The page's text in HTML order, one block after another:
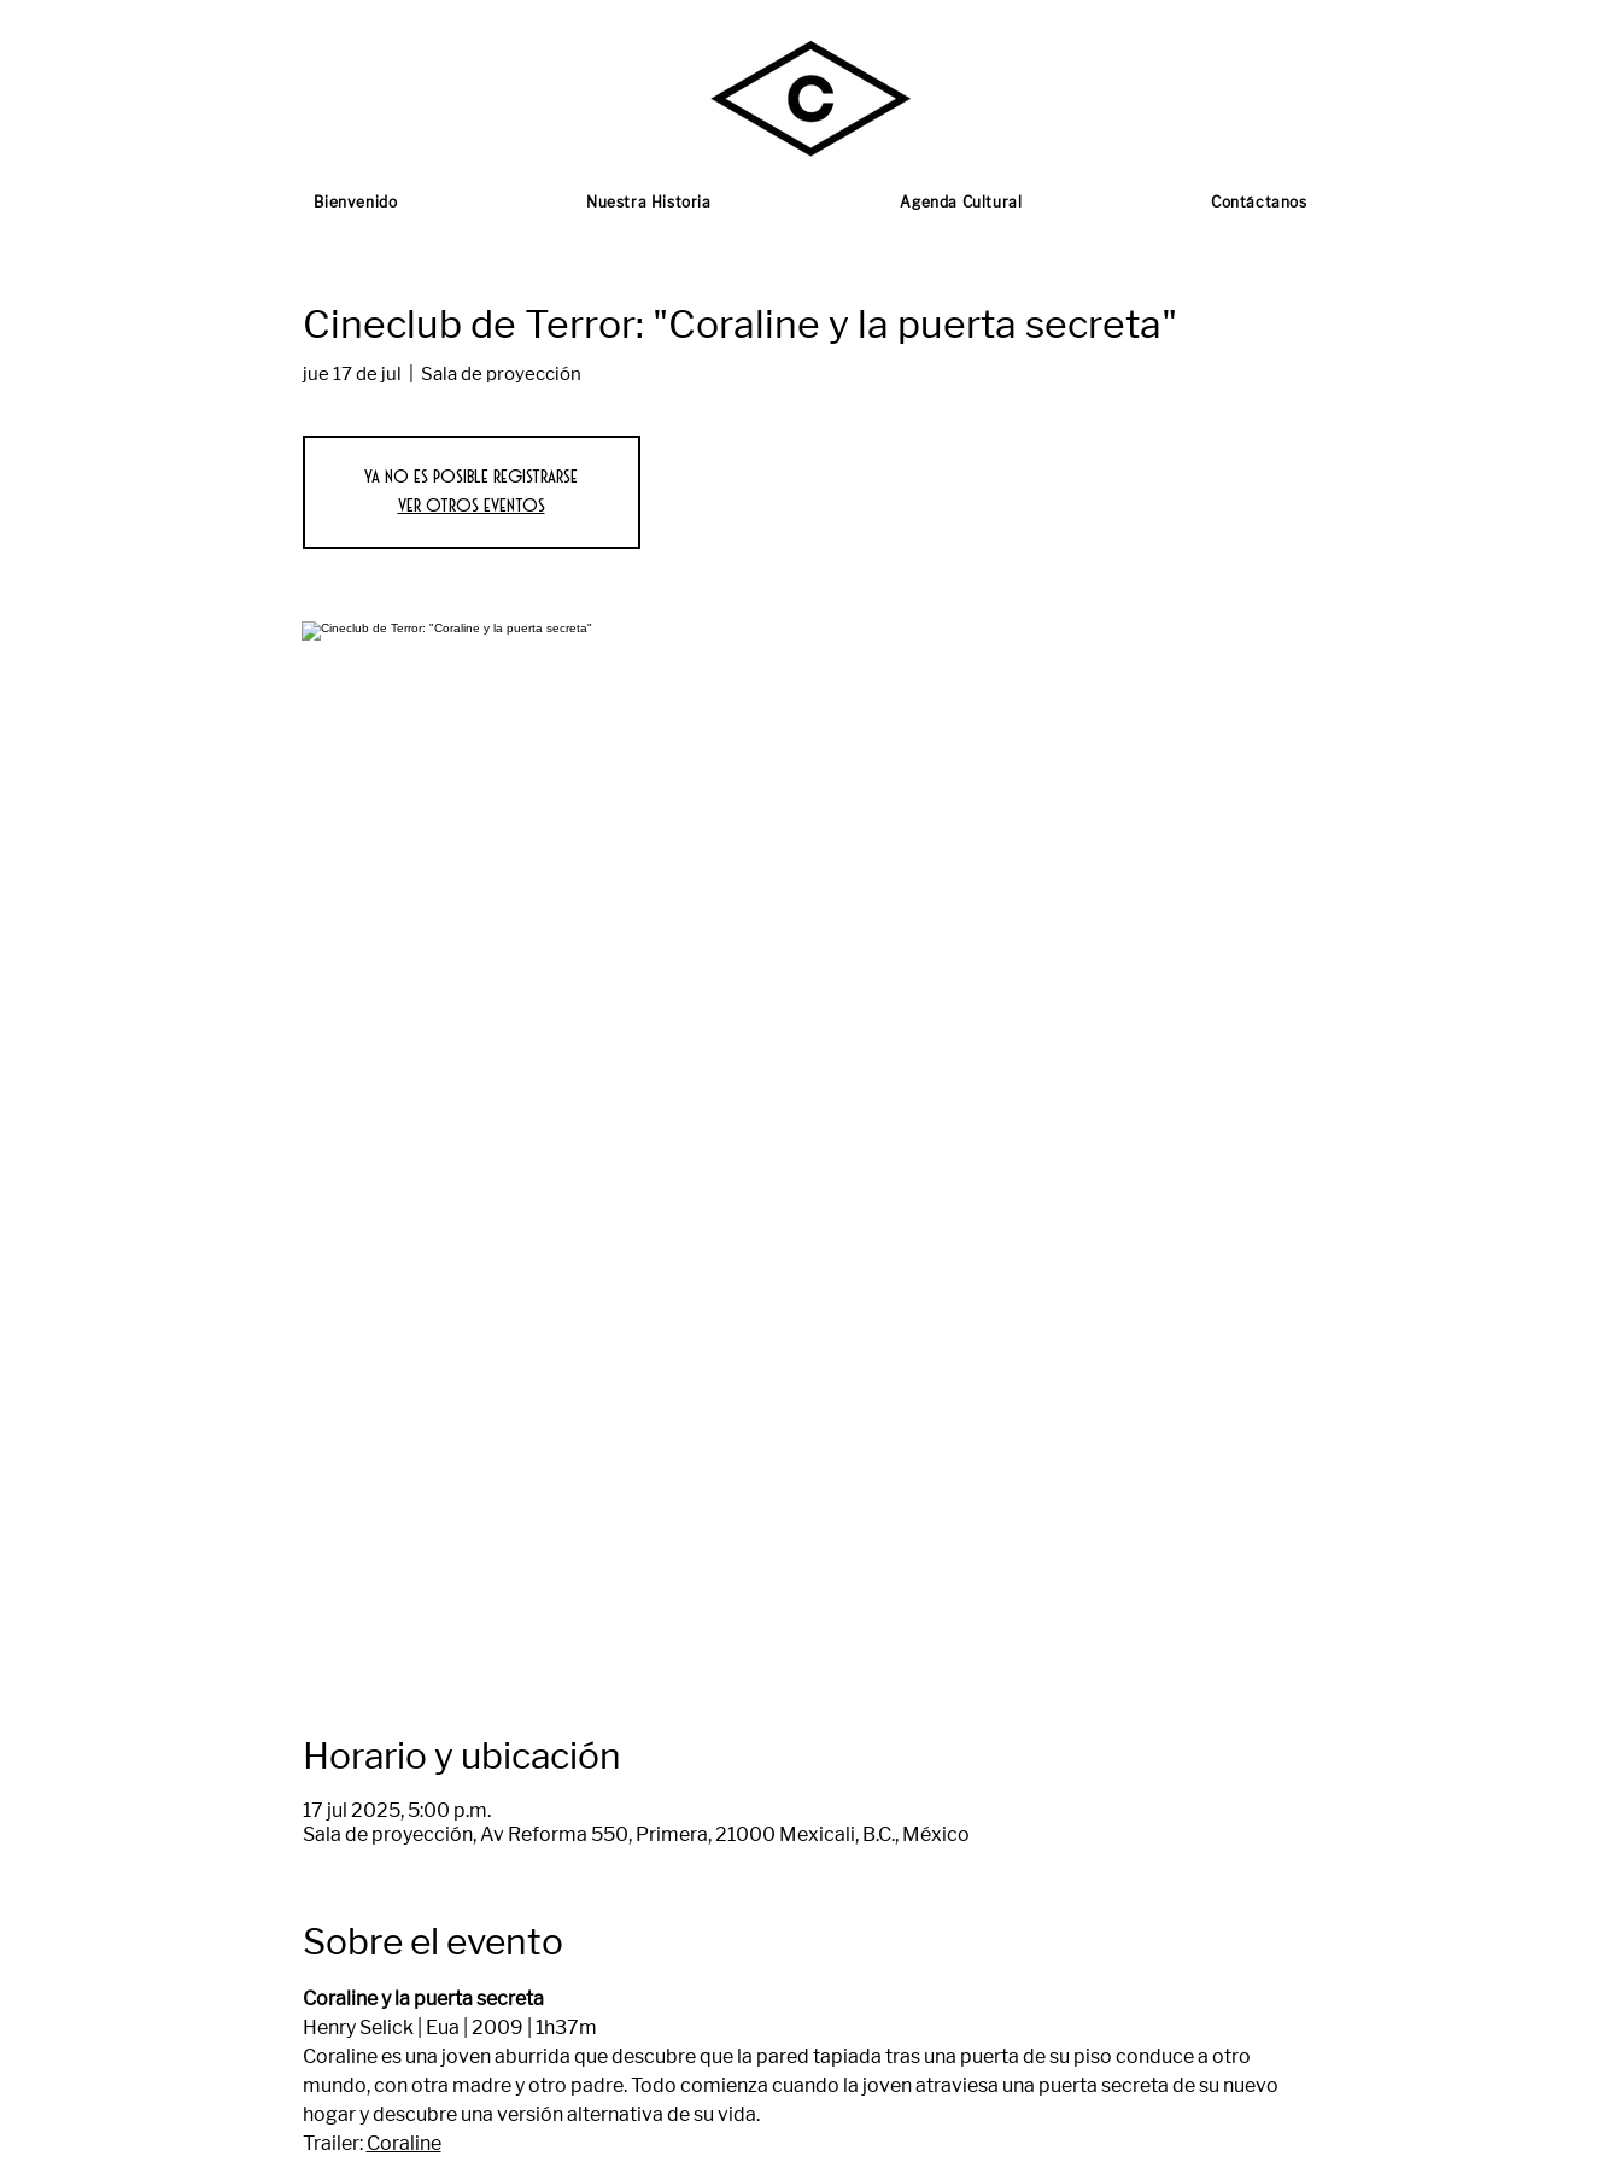
Bienvenido Nuestra Historia Agenda Cultural Contáctanos
Cineclub de Terror: "Coraline y la puerta secreta"
jue 17 de jul Sala de proyección
Ya no es posible registrarse
Ver otros eventos
Horario y ubicación
17 jul 2025, 5:00 p.m.
Sala de proyección, Av Reforma 550, Primera, 21000 Mexicali, B.C., México
Sobre el evento
Coraline y la puerta secreta
Henry Selick | Eua | 2009 | 1h37m
Coraline es una joven aburrida que descubre que la pared tapiada tras una puerta de su piso conduce a otro
mundo, con otra madre y otro padre. Todo comienza cuando la joven atraviesa una puerta secreta de su nuevo
hogar y descubre una versión alternativa de su vida.
Trailer: Coraline